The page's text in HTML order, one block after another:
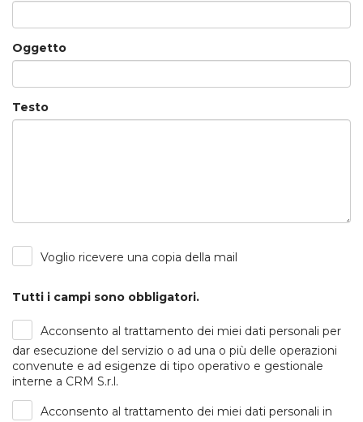
Oggetto
Testo
Voglio ricevere una copia della mail
Tutti i campi sono obbligatori.
Acconsento al trattamento dei miei dati personali per
dar esecuzione del servizio o ad una o più delle operazioni
convenute e ad esigenze di tipo operativo e gestionale
interne a CRM S.r.l.
Acconsento al trattamento dei miei dati personali in